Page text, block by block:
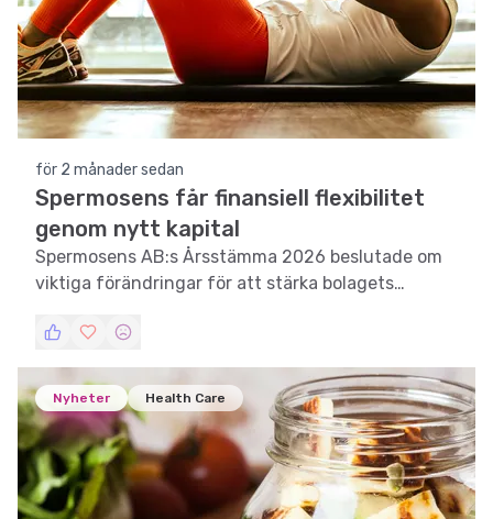
för 2 månader sedan
Spermosens får finansiell flexibilitet
genom nytt kapital
Spermosens AB:s Årsstämma 2026 beslutade om
viktiga förändringar för att stärka bolagets
Nyheter Health Care